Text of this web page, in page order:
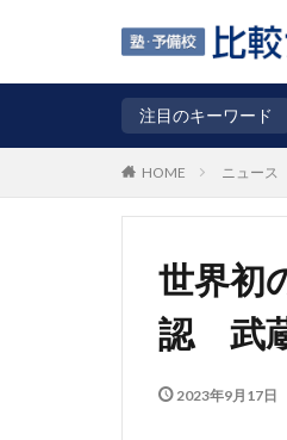
注目のキーワード
HOME ニュース
世界初
認 武
2023年9月17日